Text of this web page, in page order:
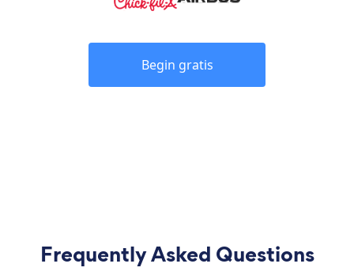
Begin gratis
Frequently Asked Questions